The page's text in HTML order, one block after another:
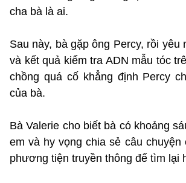
cha bà là ai.
Sau này, bà gặp ông Percy, rồi yêu
và kết quả kiểm tra ADN mẫu tóc
chồng quá cố khẳng định Percy
của bà.
Bà Valerie cho biết bà có khoảng
em và hy vọng chia sẻ câu chuyện
phương tiện truyền thông để tìm lại